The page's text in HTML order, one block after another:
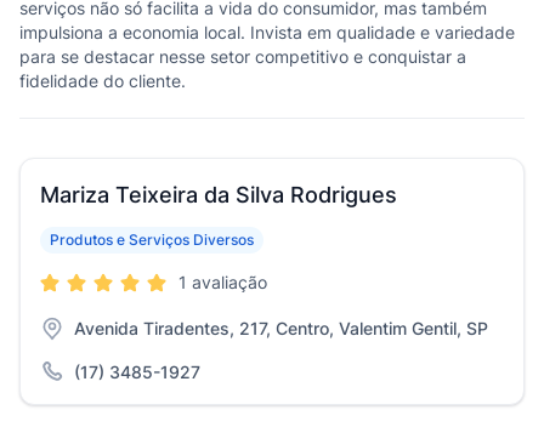
serviços não só facilita a vida do consumidor, mas também
impulsiona a economia local. Invista em qualidade e variedade
para se destacar nesse setor competitivo e conquistar a
fidelidade do cliente.
Mariza Teixeira da Silva Rodrigues
Produtos e Serviços Diversos
1 avaliação
Avenida Tiradentes, 217, Centro, Valentim Gentil, SP
(17) 3485-1927